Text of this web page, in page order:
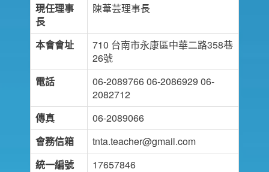
現任理事
長
陳葦芸理事長
本會會址
710 台南市永康區中華二路358巷
26號
電話
06-2089766 06-2086929 06-
2082712
傳真
06-2089066
會務信箱
tnta.teacher@gmail.com
統一編號
17657846